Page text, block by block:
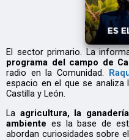
El sector primario. La
programa del campo de
radio en la Comunidad.
espacio en el que se analiza
Castilla y León.
La agricultura, la
ambiente es la base de
abordan curiosidades sobre